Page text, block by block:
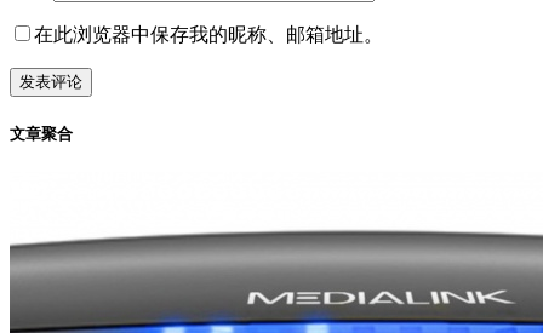
在此浏览器中保存我的昵称、邮箱地址。
文章聚合